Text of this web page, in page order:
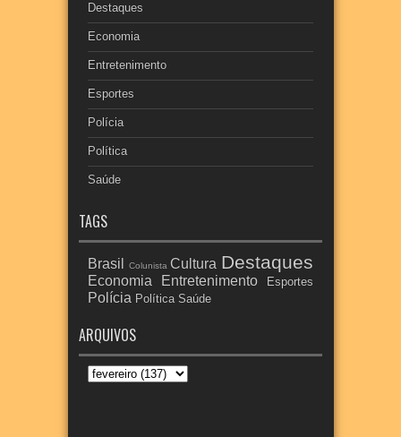
Destaques
Economia
Entretenimento
Esportes
Polícia
Política
Saúde
TAGS
Brasil Colunista Cultura Destaques
Economia Entretenimento Esportes
Polícia Política Saúde
ARQUIVOS